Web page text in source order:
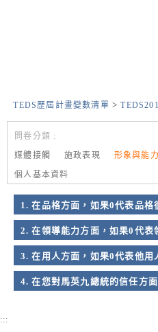
TEDS歷屆計畫變數清單 >
問卷分類 :
媒體接觸
施政表現 形象與能力
個人基本資料
1. 在品格方面，如果0代表品
2. 在領導能力方面，如果0代
3. 在用人方面，如果0代表他
4. 在您對馬英九總統的信任方
:::